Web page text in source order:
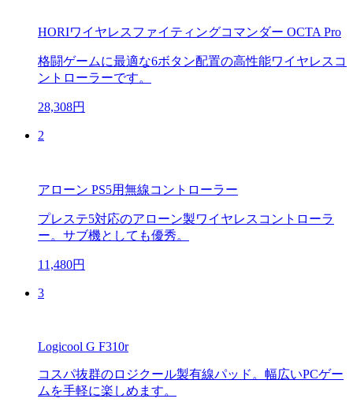
HORIワイヤレスファイティングコマンダー OCTA Pro
格闘ゲームに最適な6ボタン配置の高性能ワイヤレスコ
ントローラーです。
28,308円
2
アローン PS5用無線コントローラー
プレステ5対応のアローン製ワイヤレスコントローラ
ー。サブ機としても優秀。
11,480円
3
Logicool G F310r
コスパ抜群のロジクール製有線パッド。幅広いPCゲー
ムを手軽に楽しめます。